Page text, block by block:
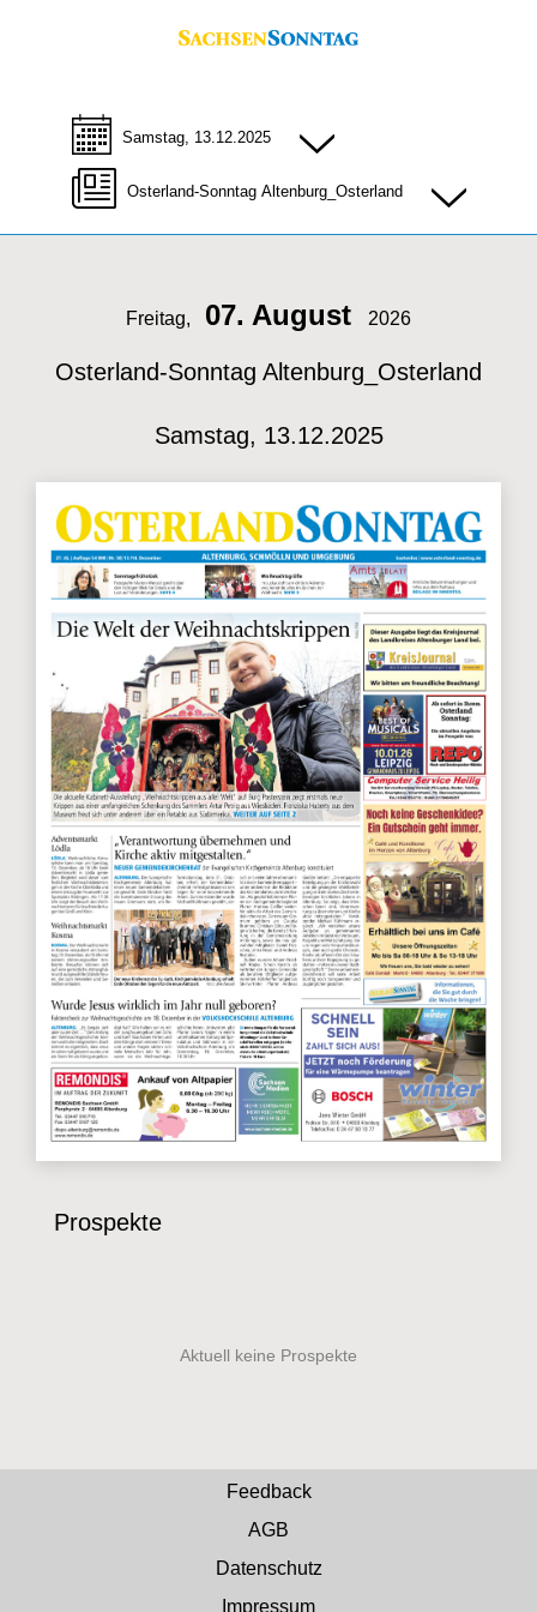
Samstag, 13.12.2025
Osterland-Sonntag Altenburg_Osterland
Freitag, 07. August 2026
Osterland-Sonntag Altenburg_Osterland
Samstag, 13.12.2025
Prospekte
Feedback
AGB
Datenschutz
Impressum